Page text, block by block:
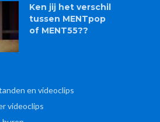
Ken jij het verschil
tussen MENTpop
of MENT55??
en videoclips
videoclips